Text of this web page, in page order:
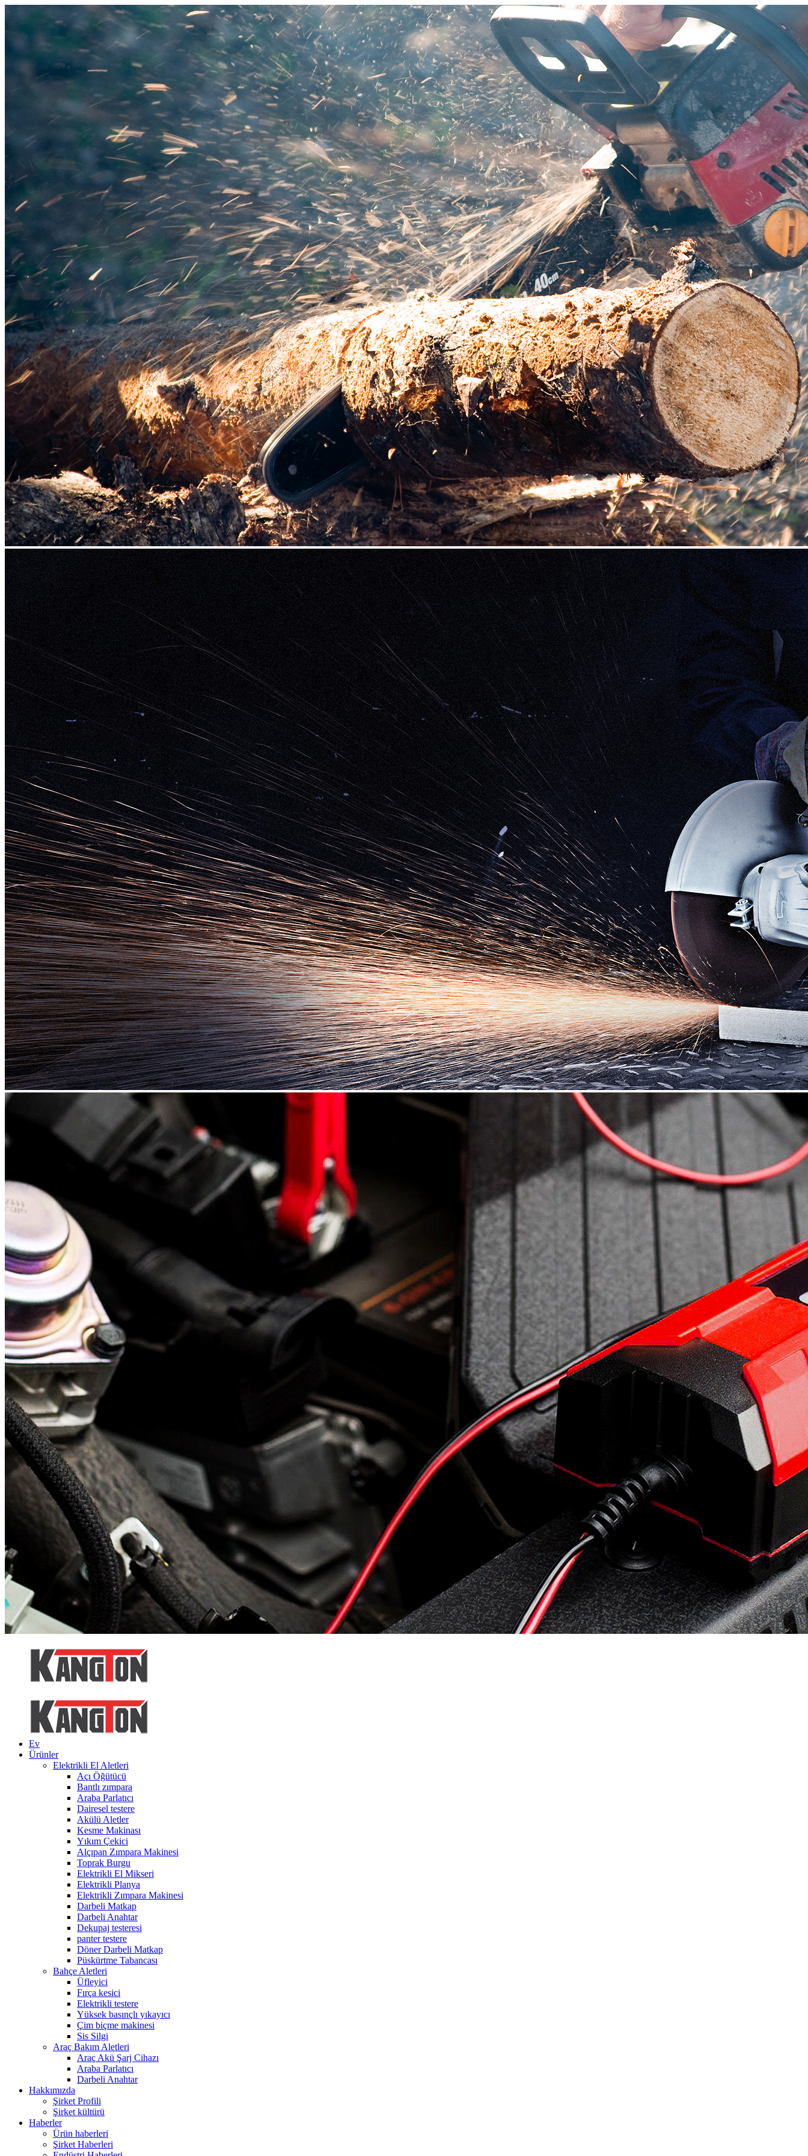
Ev
Ürünler
Elektrikli El Aletleri
Açı Öğütücü
Bantlı zımpara
Araba Parlatıcı
Dairesel testere
Akülü Aletler
Kesme Makinası
Yıkım Çekici
Alçıpan Zımpara Makinesi
Toprak Burgu
Elektrikli El Mikseri
Elektrikli Planya
Elektrikli Zımpara Makinesi
Darbeli Matkap
Darbeli Anahtar
Dekupaj testeresi
panter testere
Döner Darbeli Matkap
Püskürtme Tabancası
Bahçe Aletleri
Üfleyici
Fırça kesici
Elektrikli testere
Yüksek basınçlı yıkayıcı
Çim biçme makinesi
Sis Silgi
Araç Bakım Aletleri
Araç Akü Şarj Cihazı
Araba Parlatıcı
Darbeli Anahtar
Hakkımızda
Şirket Profili
Şirket kültürü
Haberler
Ürün haberleri
Şirket Haberleri